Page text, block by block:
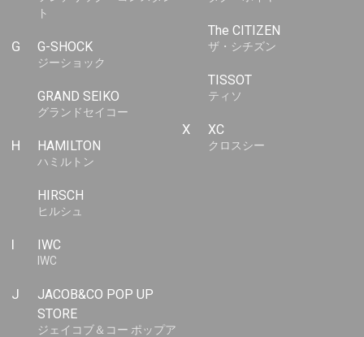
ト
G G-SHOCK
ジーショック
GRAND SEIKO
グランドセイコー
H HAMILTON
ハミルトン
HIRSCH
ヒルシュ
I IWC
IWC
J
JACOB&CO POP UP
STORE
ジェイコブ＆コー ポップア
The CITIZEN
ザ・シチズン
TISSOT
ティソ
X XC
クロスシー